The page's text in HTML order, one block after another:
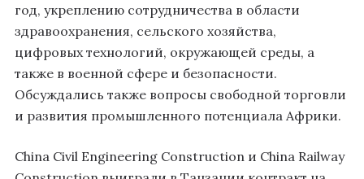
год, укреплению сотрудничества в области
здравоохранения, сельского хозяйства,
цифровых технологий, окружающей среды, а
также в военной сфере и безопасности.
Обсуждались также вопросы свободной торговли
и развития промышленного потенциала Африки.
China Civil Engineering Construction и China Railway